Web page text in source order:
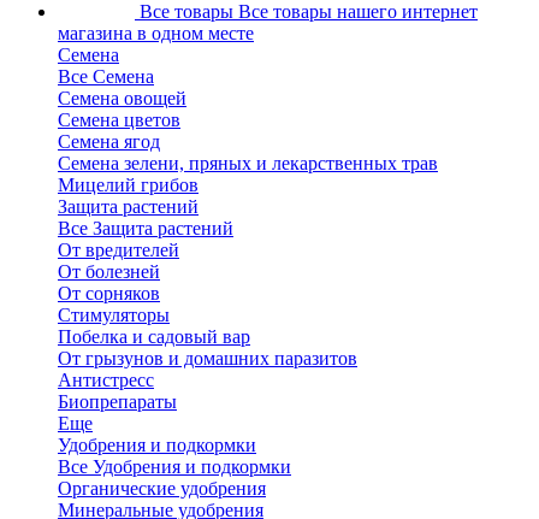
Все товары Все товары нашего интернет
магазина в одном месте
Семена
Все Семена
Семена овощей
Семена цветов
Семена ягод
Семена зелени, пряных и лекарственных трав
Мицелий грибов
Защита растений
Все Защита растений
От вредителей
От болезней
От сорняков
Стимуляторы
Побелка и садовый вар
От грызунов и домашних паразитов
Антистресс
Биопрепараты
Еще
Удобрения и подкормки
Все Удобрения и подкормки
Органические удобрения
Минеральные удобрения